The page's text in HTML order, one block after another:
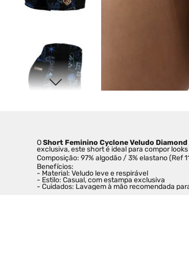
O Short Feminino Cyclone Veludo
exclusiva, este short é ideal para compor
Composição: 97% algodão / 3% elastano (Ref
Benefícios:
- Material: Veludo leve e respirável
- Estilo: Casual, com estampa exclusiva
- Cuidados: Lavagem à mão recomendada